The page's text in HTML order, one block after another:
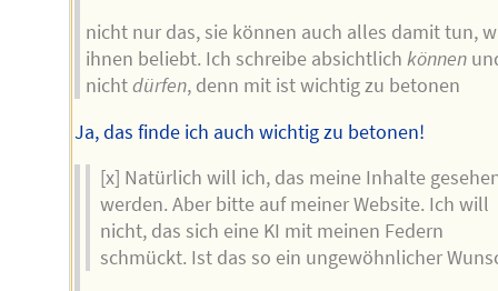
nicht nur das, sie können auch alles damit tun,
ihnen beliebt. Ich schreibe absichtlich können
nichtdürfen, denn mit ist wichtig zu betonen
Ja, das finde ich auch wichtig zu betonen!
[x] Natürlich will ich, das meine Inhalte
werden. Aber bitte auf meiner Website. Ich will
nicht, das sich eine KI mit meinen Federn
schmückt. Ist das so ein ungewöhnlicher